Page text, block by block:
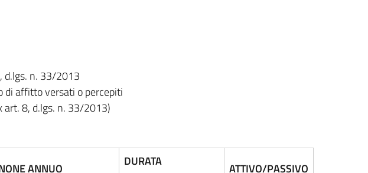
n. 33/2013
di affitto versati o percepiti
art. 8, d.lgs. n. 33/2013)
ANNUO
DURATA
ATTIVO/PASSIVO